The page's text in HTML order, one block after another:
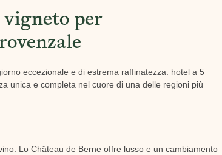
vigneto per
eccezionale e di estrema raffinatezza: hotel a 5
unica e completa nel cuore di una delle regioni più
Lo Château de Berne offre lusso e un cambiamento